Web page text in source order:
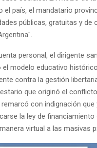
el país, el mandatario
públicas, gratuitas y de
personal, el dirigente
modelo educativo
contra la gestión
que originó el
con indignación que
la ley de financiamiento
virtual a las masivas